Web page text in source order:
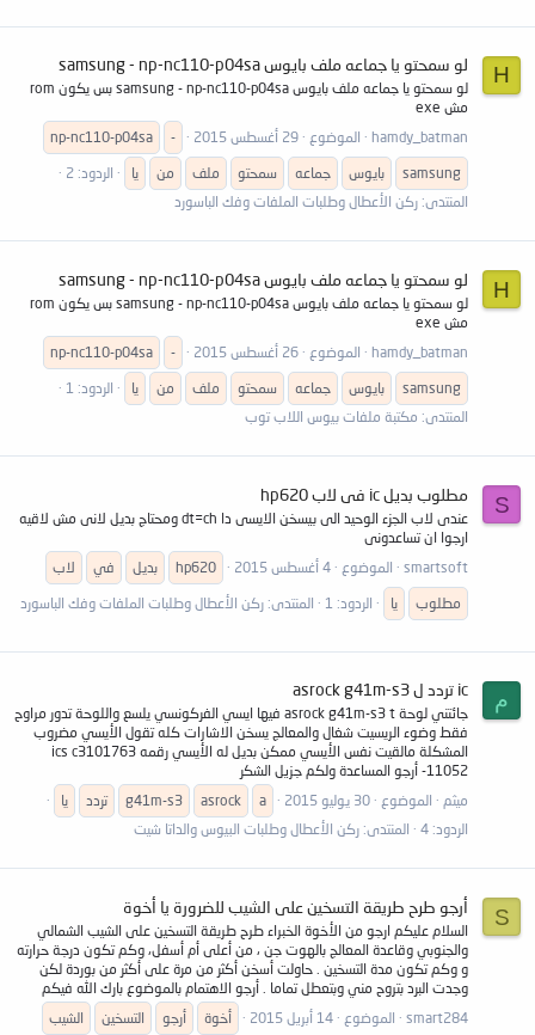
H لو سمحتو يا جماعه ملف بايوس samsung - np-nc110-p04sa
لو سمحتو يا جماعه ملف بايوس samsung - np-nc110-p04sa بس يكون rom
مش exe
hamdy_batman
الموضوع 29 أغسطس 2015 -
np-nc110-p04sa
samsung
بايوس جماعه سمحتو ملف من يا
الردود: 2
المنتدى: ركن الأعطال وطلبات الملفات وفك الباسورد
H لو سمحتو يا جماعه ملف بايوس samsung - np-nc110-p04sa
لو سمحتو يا جماعه ملف بايوس samsung - np-nc110-p04sa بس يكون rom
مش exe
hamdy_batman
الموضوع 26 أغسطس 2015 -
np-nc110-p04sa
samsung
بايوس جماعه سمحتو ملف من يا
الردود: 1
المنتدى: مكتبة ملفات بيوس اللاب توب
S مطلوب بديل ic فى لاب hp620
عندى لاب الجزء الوحيد الى بيسخن الايسى دا dt=ch ومحتاج بديل لانى مش لاقيه
ارجوا ان تساعدونى
smartsoft
الموضوع 4 أغسطس 2015 hp620 بديل في
لاب
مطلوب
يا الردود: 1 المنتدى: ركن الأعطال وطلبات الملفات وفك الباسورد
م ic تردد ل asrock g41m-s3
جائتني لوحة asrock g41m-s3 t فيها ايسي الفركونسي يلسع واللوحة تدور مراوح
فقط وضوء الريسيت شغال والمعالج يسخن الاشارات كله تقول الأيسي مضروب
المشكلة مالقيت نفس الأيسي ممكن بديل له الأيسي رقمه ics c3101763
-11052 أرجو المساعدة ولكم جزيل الشكر
ميثم
الموضوع 30 يوليو 2015 a
asrock
g41m-s3 تردد
يا
الردود: 4
المنتدى: ركن الأعطال وطلبات البيوس والداتا شيت
S أرجو طرح طريقة التسخين على الشيب للضرورة يا أخوة
السلام عليكم ارجو من الأخوة الخبراء طرح طريقة التسخين على الشيب الشمالي
والجنوبي وقاعدة المعالج بالهوت جن ، من أعلى أم أسفل، وكم تكون درجة حرارته
و وكم تكون مدة التسخين . حاولت أسخن أكثر من مرة على أكثر من بوردة لكن
وجدت البرد بتروح مني وبتعطل تماما . أرجو الاهتمام بالموضوع بارك الله فيكم
smart284
الموضوع 14 أبريل 2015 أخوة أرجو التسخين الشيب